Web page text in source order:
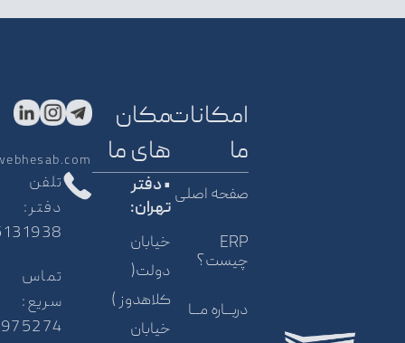
امکانات
ما
صفحه اصلی
ERP
چیست؟
دربــاره مــا
مکان
های ما
• دفتر
تهران:
خیابان
دولت(
کلاهدوز )
خیابان
تلفن
دفتر:
تماس
سریع: